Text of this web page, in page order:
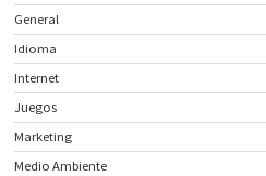
General
Idioma
Internet
Juegos
Marketing
Medio Ambiente